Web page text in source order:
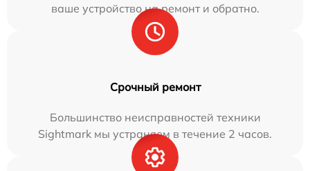
ваше устройство на ремонт и обратно.
Срочный ремонт
Большинство неисправностей техники
Sightmark мы устраняем в течение 2 часов.